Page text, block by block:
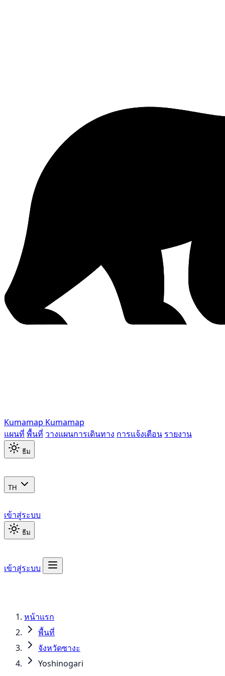
Kumamap Kumamap
แผนที่ พื้นที่ วางแผนการเดินทาง การแจ้งเตือน รายงาน
ธีม
TH
เข้าสู่ระบบ
ธีม
เข้าสู่ระบบ
หน้าแรก
พื้นที่
จังหวัดซางะ
Yoshinogari